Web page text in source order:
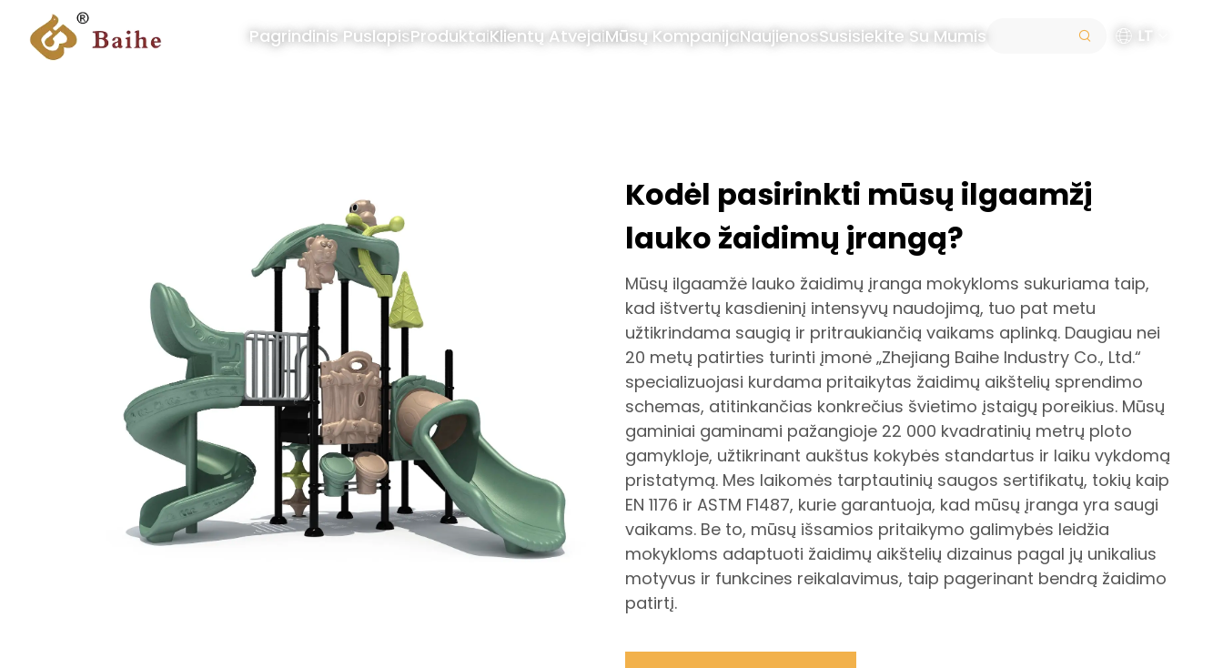
Pagrindinis PuslapisProduktaiKlientų AtvejaiMūsų KompanijaNaujienosSusisiekite Su Mumis LT
Kodėl pasirinkti mūsų ilgaamžį
lauko žaidimų įrangą?
Mūsų ilgaamžė lauko žaidimų įranga mokykloms sukuriama taip,
kad ištvertų kasdieninį intensyvų naudojimą, tuo pat metu
užtikrindama saugią ir pritraukiančią vaikams aplinką. Daugiau nei
20 metų patirties turinti įmonė „Zhejiang Baihe Industry Co., Ltd.“
specializuojasi kurdama pritaikytas žaidimų aikštelių sprendimo
schemas, atitinkančias konkrečius švietimo įstaigų poreikius. Mūsų
gaminiai gaminami pažangioje 22 000 kvadratinių metrų ploto
gamykloje, užtikrinant aukštus kokybės standartus ir laiku vykdomą
pristatymą. Mes laikomės tarptautinių saugos sertifikatų, tokių kaip
EN 1176 ir ASTM F1487, kurie garantuoja, kad mūsų įranga yra saugi
vaikams. Be to, mūsų išsamios pritaikymo galimybės leidžia
mokykloms adaptuoti žaidimų aikštelių dizainus pagal jų unikalius
motyvus ir funkcines reikalavimus, taip pagerinant bendrą žaidimo
patirtį.